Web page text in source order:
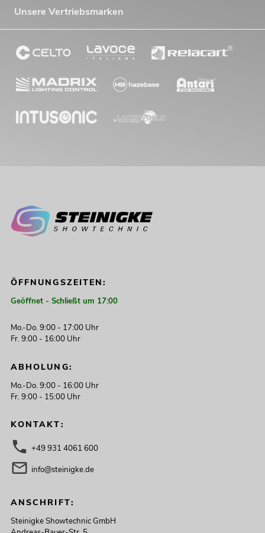
Unsere Vertriebsmarken
ÖFFNUNGSZEITEN:
Geöffnet - Schließt um 17:00
Mo.-Do. 9:00 - 17:00 Uhr
Fr. 9:00 - 16:00 Uhr
ABHOLUNG:
Mo.-Do. 9:00 - 16:00 Uhr
Fr. 9:00 - 15:00 Uhr
KONTAKT:
+49 931 4061 600
info@steinigke.de
ANSCHRIFT:
Steinigke Showtechnic GmbH